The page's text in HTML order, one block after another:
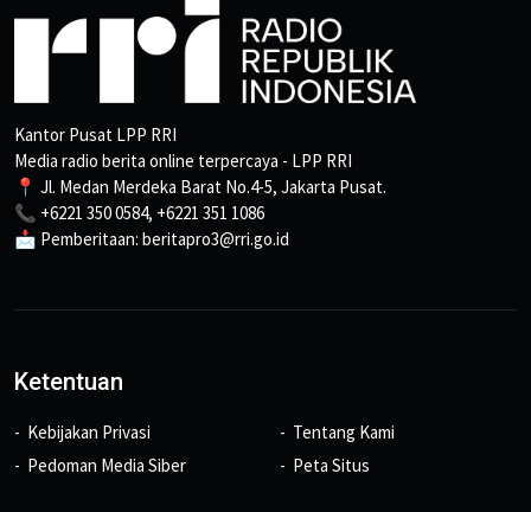
Kantor Pusat LPP RRI
Media radio berita online terpercaya - LPP RRI
📍 Jl. Medan Merdeka Barat No.4-5, Jakarta Pusat.
📞 +6221 350 0584, +6221 351 1086
📩 Pemberitaan: beritapro3@rri.go.id
Ketentuan
Kebijakan Privasi
Pedoman Media Siber
Tentang Kami
Peta Situs